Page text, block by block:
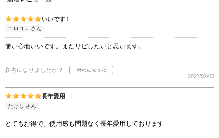
いいです！
コロコロ さん
使い心地いいです。またリピしたいと思います。
参考になりましたか？
2022/02/05
長年愛用
たけし さん
とてもお得で、使用感も問題なく長年愛用しております